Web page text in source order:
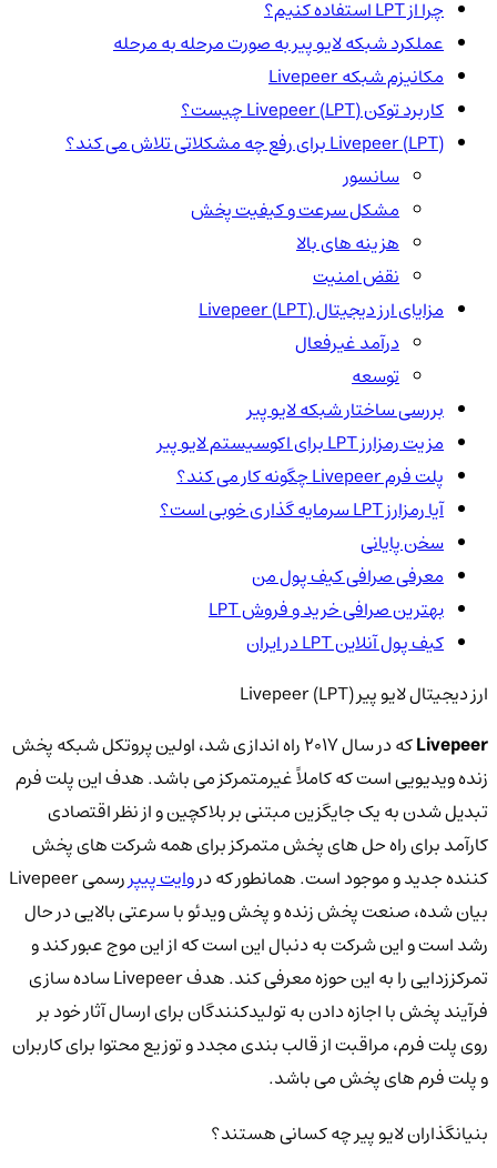
چرا از LPT استفاده کنیم؟
عملکرد شبکه لایو پیر به صورت مرحله به مرحله
مکانیزم شبکه Livepeer
کاربرد توکن Livepeer (LPT) چیست؟
Livepeer (LPT) برای رفع چه مشکلاتی تلاش می کند؟
سانسور
مشکل سرعت و کیفیت پخش
هزینه های بالا
نقض امنیت
مزایای ارز دیجیتال Livepeer (LPT)
درآمد غیرفعال
توسعه
بررسی ساختار شبکه لایو پیر
مزیت رمزارز LPT برای اکوسیستم لایو پیر
پلت فرم Livepeer چگونه کار می کند؟
آیا رمزارز LPT سرمایه گذاری خوبی است؟
سخن پایانی
معرفی صرافی کیف پول من
بهترین صرافی خرید و فروش LPT
کیف پول آنلاین LPT در ایران
ارز دیجیتال لایو پیر Livepeer (LPT)
Livepeer
که در سال 2017 راه اندازی شد، اولین پروتکل شبکه پخش
زنده ویدیویی است که کاملاً غیرمتمرکز می باشد. هدف این پلت فرم
تبدیل شدن به یک جایگزین مبتنی بر بلاکچین و از نظر اقتصادی
کارآمد برای راه حل های پخش متمرکز برای همه شرکت های پخش
کننده جدید و موجود است. همانطور که دروایت پیپر
رسمی Livepeer
بیان شده، صنعت پخش زنده و پخش ویدئو با سرعتی بالایی در حال
رشد است و این شرکت به دنبال این است که از این موج عبور کند و
تمرکززدایی را به این حوزه معرفی کند. هدف Livepeer ساده سازی
فرآیند پخش با اجازه دادن به تولیدکنندگان برای ارسال آثار خود بر
روی پلت فرم، مراقبت از قالب بندی مجدد و توزیع محتوا برای کاربران
و پلت فرم های پخش می باشد.
بنیانگذاران لایو پیر چه کسانی هستند؟